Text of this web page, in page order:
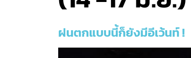
ฝนตกแบบนี้ก็ยังมีอีเว้นท์ !